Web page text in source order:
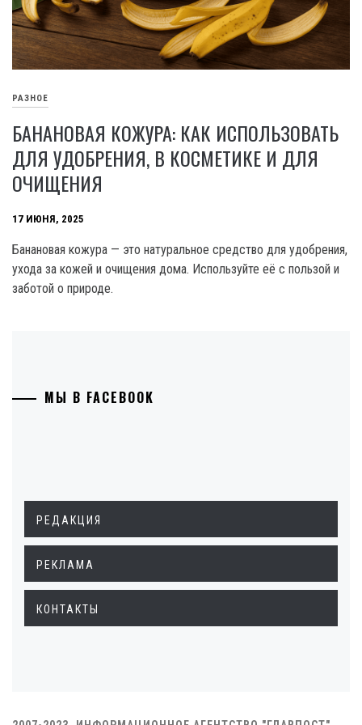
РАЗНОЕ
БАНАНОВАЯ КОЖУРА: КАК ИСПОЛЬЗОВАТЬ
ДЛЯ УДОБРЕНИЯ, В КОСМЕТИКЕ И ДЛЯ
ОЧИЩЕНИЯ
17 ИЮНЯ, 2025
Банановая кожура — это натуральное средство для удобрения,
ухода за кожей и очищения дома. Используйте её с пользой и
заботой о природе.
МЫ В FACEBOOK
РЕДАКЦИЯ
РЕКЛАМА
КОНТАКТЫ